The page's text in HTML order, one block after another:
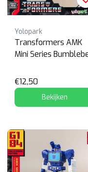
Yolopark
Transformers AMK
Mini Series
€12,50
Bekijken